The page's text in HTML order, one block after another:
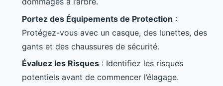
Portez des Équipements de Protection :
Protégez-vous avec un casque, des lunettes, des
gants et des chaussures de sécurité.
Évaluez les Risques : Identifiez les risques
potentiels avant de commencer l’élagage.